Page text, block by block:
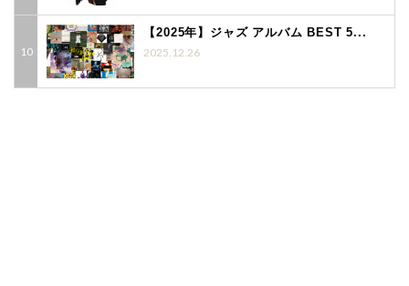
【2025年】ジャズ アルバム BEST 5...
2025.12.26